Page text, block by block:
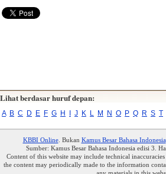
Lihat berdasar huruf depan:
A B C D E F G H J K L M N O P Q R S T
KBBI Online. Bukan Kamus Besar Bahasa Indonesia
Sumber: Kamus Besar Bahasa Indonesia edisi 3.
Content of this website may include technical
the content may periodically made to the information